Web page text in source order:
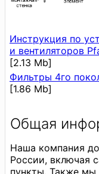
Инструкция по
и вентиляторов
[2.13 Mb]
Фильтры 4го
[1.86 Mb]